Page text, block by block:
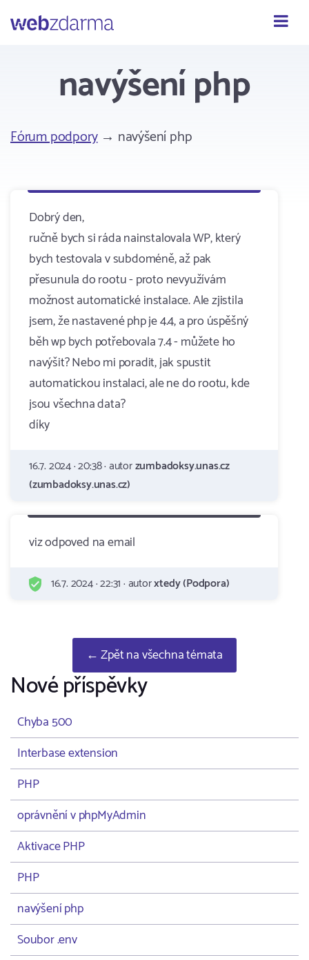
Webzdarma
navýšení php
Fórum podpory→ navýšení php
Dobrý den,
ručně bych si ráda nainstalovala WP, který
bych testovala v subdoméně, až pak
přesunula do rootu - proto nevyužívám
možnost automatické instalace. Ale zjistila
jsem, že nastavené php je 4.4, a pro úspěšný
běh wp bych potřebovala 7.4 - můžete ho
navýšit? Nebo mi poradit, jak spustit
automatickou instalaci, ale ne do rootu, kde
jsou všechna data?
díky
16.7. 2024 · 20:38 · autorzumbadoksy.unas.cz
(zumbadoksy.unas.cz)
viz odpoved na email
16.7. 2024 · 22:31 · autorxtedy (Podpora)
← Zpět na všechna témata
Nové příspěvky
Chyba 500
Interbase extension
PHP
oprávnění v phpMyAdmin
Aktivace PHP
PHP
navýšení php
Soubor .env